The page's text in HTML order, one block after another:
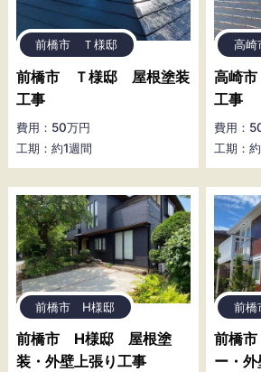
前橋市 Ｔ様邸
前橋市 Ｔ様邸 屋根塗装
工事
費用：50万円
工期：約1週間
高
高崎
工事
費用：
工期：
前橋市 H様邸
前橋市 H様邸 屋根塗
装・外壁上張り工事
前
前橋
ー・